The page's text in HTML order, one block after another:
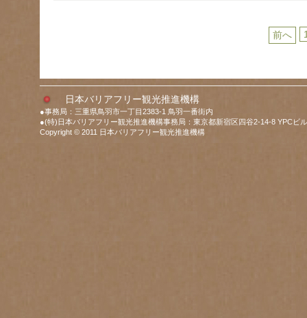
前へ
日本バリアフリー観光推進機構
●事務局：三重県鳥羽市一丁目2383-1 鳥羽一番街内
●(特)日本バリアフリー観光推進機構事務局：東京都新宿区四谷2-14-8 YPCビ
Copyright © 2011 日本バリアフリー観光推進機構